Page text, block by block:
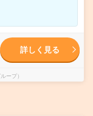
詳しく見る
ープ）